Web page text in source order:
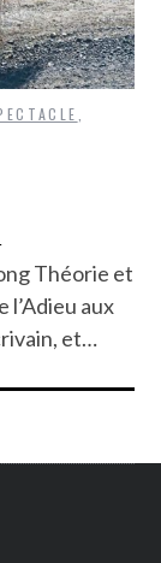
Théorie et
l’Adieu aux
et…